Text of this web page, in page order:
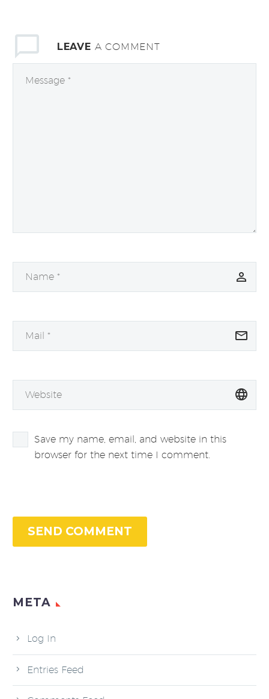
LEAVE A COMMENT
Save my name, email, and website in this
browser for the next time I comment.
SEND COMMENT
META
Log In
Entries Feed